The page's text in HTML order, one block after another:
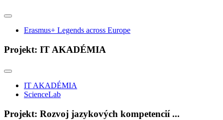
Erasmus+ Legends across Europe
Projekt: IT AKADÉMIA
IT AKADÉMIA
ScienceLab
Projekt: Rozvoj jazykových kompetencií ...